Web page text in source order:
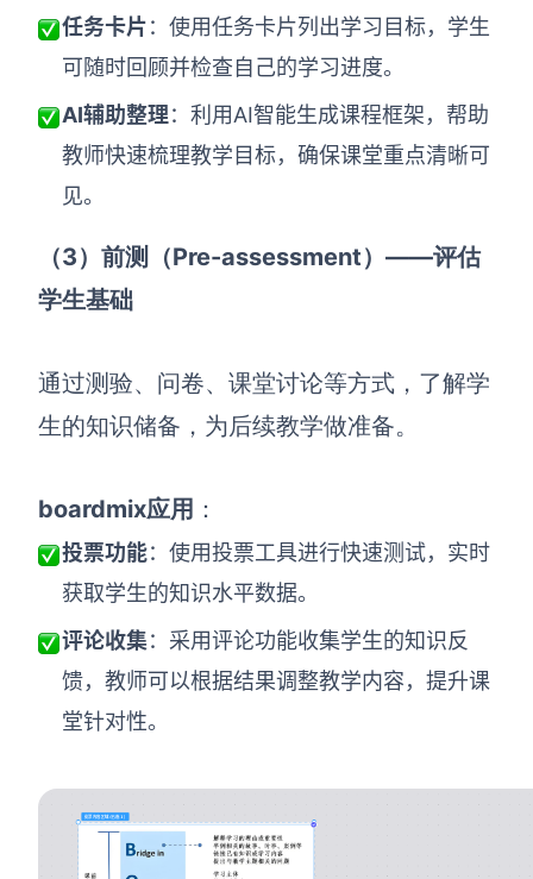
任务卡片：使用任务卡片列出学习目标，学生
可随时回顾并检查自己的学习进度。
AI辅助整理：利用AI智能生成课程框架，帮助
教师快速梳理教学目标，确保课堂重点清晰可
见。
（3）前测（Pre-assessment）——评估
学生基础
通过测验、问卷、课堂讨论等方式，了解学
生的知识储备，为后续教学做准备。
boardmix应用 ：
投票功能：使用投票工具进行快速测试，实时
获取学生的知识水平数据。
评论收集：采用评论功能收集学生的知识反
馈，教师可以根据结果调整教学内容，提升课
堂针对性。